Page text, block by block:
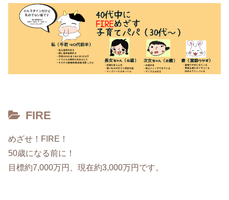
FIRE
めざせ！FIRE！
50歳になる前に！
目標約7,000万円、現在約3,000万円です。